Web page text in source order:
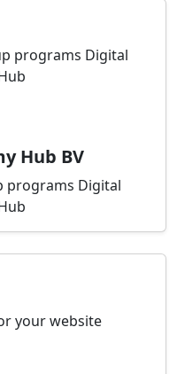
Hub BV
programs Digital